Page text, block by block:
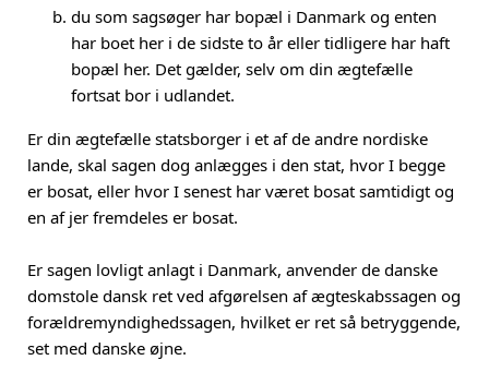
du som sagsøger har bopæl i Danmark og enten
har boet her i de sidste to år eller tidligere har haft
bopæl her. Det gælder, selv om din ægtefælle
fortsat bor i udlandet.
Er din ægtefælle statsborger i et af de andre nordiske
lande, skal sagen dog anlægges i den stat, hvor I begge
er bosat, eller hvor I senest har været bosat samtidigt og
en af jer fremdeles er bosat.
Er sagen lovligt anlagt i Danmark, anvender de danske
domstole dansk ret ved afgørelsen af ægteskabssagen og
forældremyndighedssagen, hvilket er ret så betryggende,
set med danske øjne.